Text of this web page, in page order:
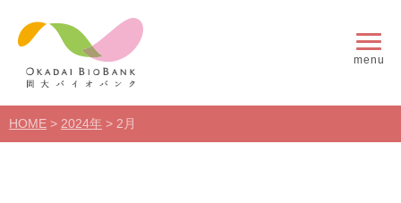
menu
HOME > 2024年 > 2月